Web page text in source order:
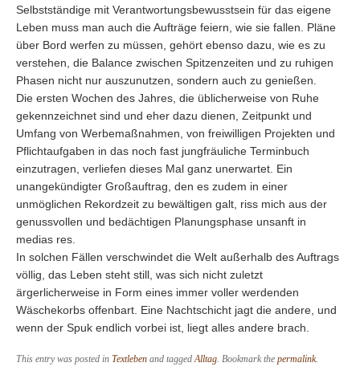
Selbstständige mit Verantwortungsbewusstsein für das eigene
Leben muss man auch die Aufträge feiern, wie sie fallen. Pläne
über Bord werfen zu müssen, gehört ebenso dazu, wie es zu
verstehen, die Balance zwischen Spitzenzeiten und zu ruhigen
Phasen nicht nur auszunutzen, sondern auch zu genießen.
Die ersten Wochen des Jahres, die üblicherweise von Ruhe
gekennzeichnet sind und eher dazu dienen, Zeitpunkt und
Umfang von Werbemaßnahmen, von freiwilligen Projekten und
Pflichtaufgaben in das noch fast jungfräuliche Terminbuch
einzutragen, verliefen dieses Mal ganz unerwartet. Ein
unangekündigter Großauftrag, den es zudem in einer
unmöglichen Rekordzeit zu bewältigen galt, riss mich aus der
genussvollen und bedächtigen Planungsphase unsanft in
medias res.
In solchen Fällen verschwindet die Welt außerhalb des Auftrags
völlig, das Leben steht still, was sich nicht zuletzt
ärgerlicherweise in Form eines immer voller werdenden
Wäschekorbs offenbart. Eine Nachtschicht jagt die andere, und
wenn der Spuk endlich vorbei ist, liegt alles andere brach.
This entry was posted in Textleben and taggedAlltag. Bookmark the permalink.